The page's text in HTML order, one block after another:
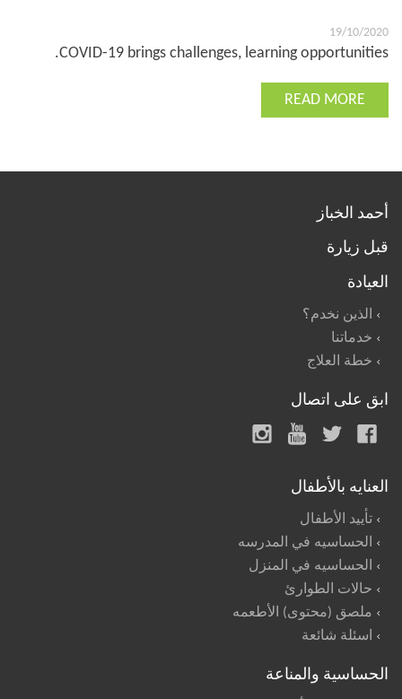
19/10/2020
COVID-19 brings challenges, learning opportunities.
READ MORE
أحمد الخباز
قبل زيارة
العيادة
الذين نخدم؟
خدماتنا
خطة العلاج
ابق على اتصال
العنايه بالأطفال
تأييد الأطفال
الحساسيه في المدرسه
الحساسيه في المنزل
حالات الطوارئ
ملصق (محتوى) الأطعمه
اسئلة شائعة
الحساسية والمناعة